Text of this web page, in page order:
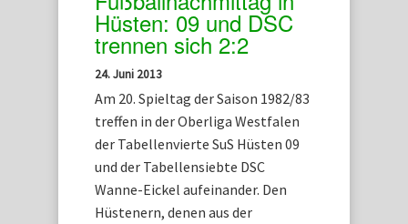
Hüsten: 09 und DSC
trennen sich 2:2
24. Juni 2013
Am 20. Spieltag der Saison 1982/83
treffen in der Oberliga Westfalen
der Tabellenvierte SuS Hüsten 09
und der Tabellensiebte DSC
Wanne-Eickel aufeinander. Den
Hüstenern, denen aus der